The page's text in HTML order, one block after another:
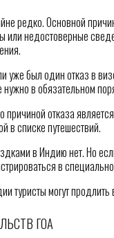
редко. Основной
недостоверные
уже был один отказ в
в обязательном
отказа
в списке путешествий.
в Индию нет. Но
в
туристы могут
ГОА